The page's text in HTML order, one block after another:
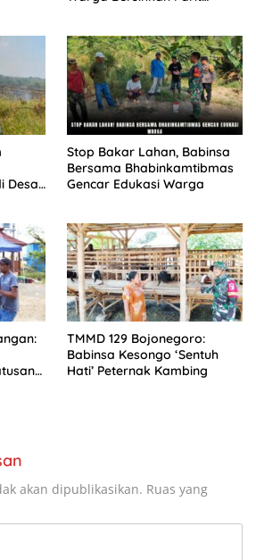
Desa
Stop Bakar Lahan, Babinsa
Bersama Bhabinkamtibmas
Gencar Edukasi Warga
TMMD 129 Bojonegoro:
Babinsa Kesongo ‘Sentuh
Hati’ Peternak Kambing
akan dipublikasikan. Ruas yang